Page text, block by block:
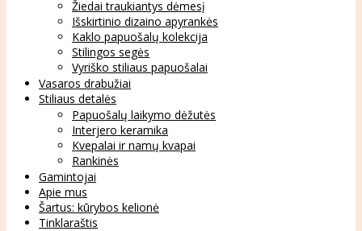
Žiedai traukiantys dėmesį
Išskirtinio dizaino apyrankės
Kaklo papuošalų kolekcija
Stilingos segės
Vyriško stiliaus papuošalai
Vasaros drabužiai
Stiliaus detalės
Papuošalų laikymo dėžutės
Interjero keramika
Kvepalai ir namų kvapai
Rankinės
Gamintojai
Apie mus
Šartus: kūrybos kelionė
Tinklaraštis